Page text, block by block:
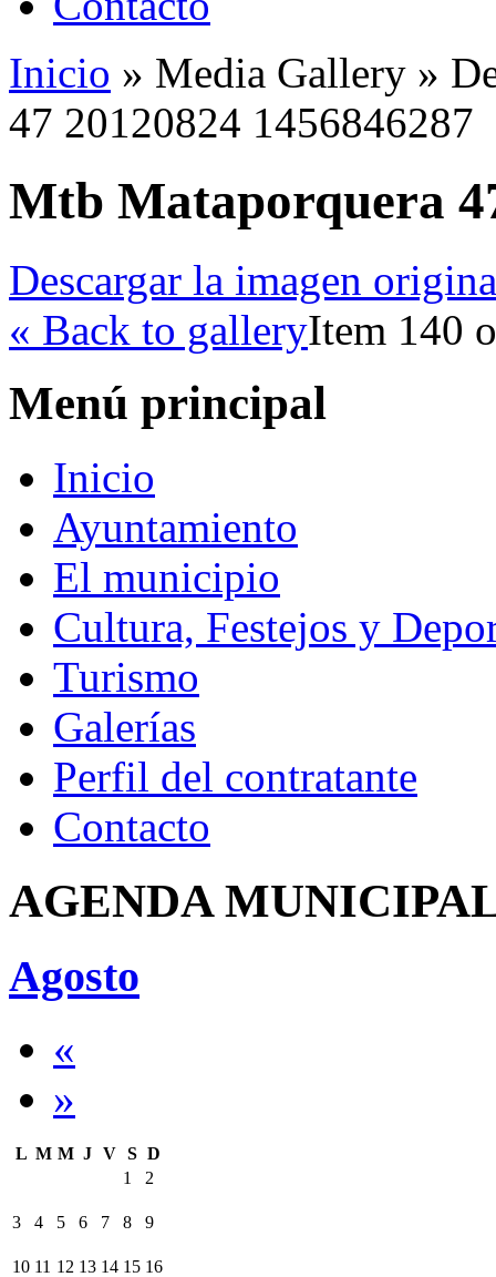
Inicio » Media Gallery »
47 20120824 1456846287
Mtb Mataporquera
Descargar la imagen
« Back to galleryItem 140
Menú principal
Inicio
Ayuntamiento
El municipio
Cultura, Festejos y
Turismo
Galerías
Perfil del contratante
Contacto
AGENDA
Agosto
«
»
L M M J V S D
1
2
3 4 5 6 7 8 9
10 11 12 13 14 15 16